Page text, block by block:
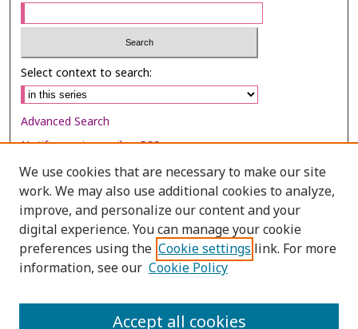
Select context to search:
Advanced Search
Notify me via email orRSS
Browse
Collections
Disciplines
Authors
We use cookies that are necessary to make our site
work. We may also use additional cookies to analyze,
improve, and personalize our content and your
digital experience. You can manage your cookie
preferences using the Cookie settings link. For more
information, see our Cookie Policy
Accept all cookies